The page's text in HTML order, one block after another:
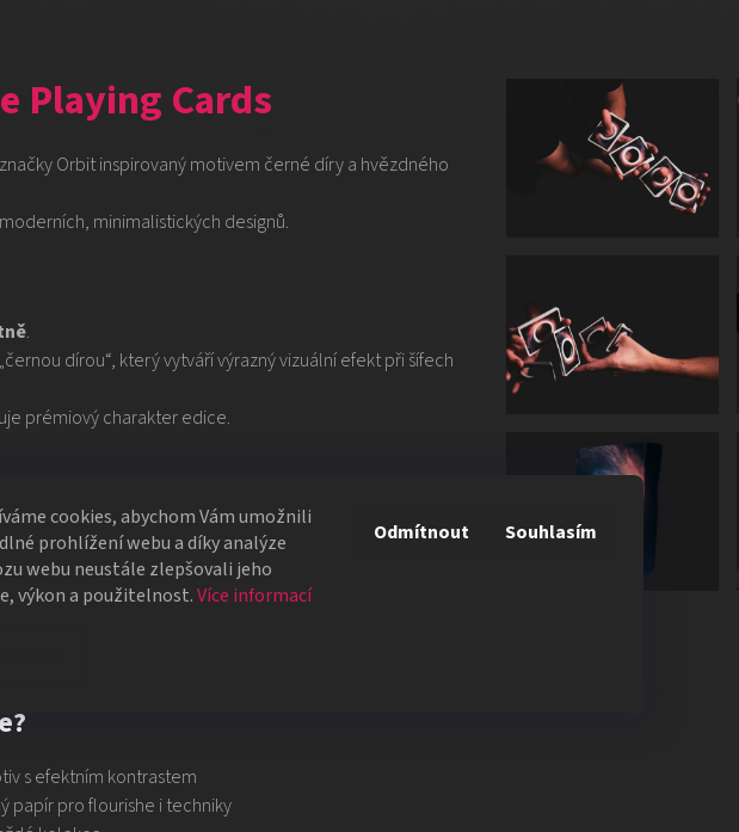
cookies, abychom Vám umožnili
prohlížení webu a díky analýze
webu neustále zlepšovali jeho
výkon a použitelnost.Více informací
Odmítnout Souhlasím
Playing Cards
Orbit inspirovaný motivem černé díry a hvězdného
minimalistických designů.
.
dírou“, který vytváří výrazný vizuální efekt při šífech
prémiový charakter edice.
detaily
(prémiový embosovaný papír)
i sbírky
s efektním kontrastem
papír pro flourishe i techniky